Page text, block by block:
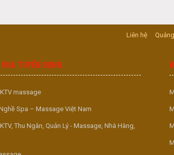
Liên hệ
TUYỂN DỤNG
massage
Spa – Massage Việt Nam
Thu Ngân, Quản Lý - Massage, Nhà Hàng,